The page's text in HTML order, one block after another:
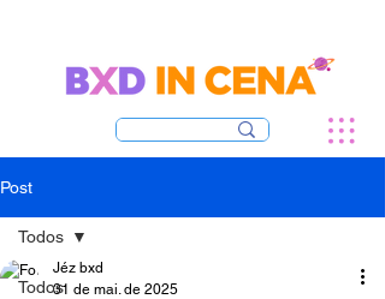
Post
Todos
Todos
Jéz bxd
31 de mai. de 2025